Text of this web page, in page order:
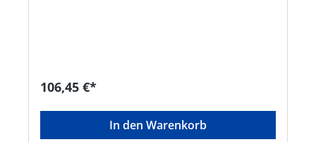
106,45 €*
In den Warenkorb